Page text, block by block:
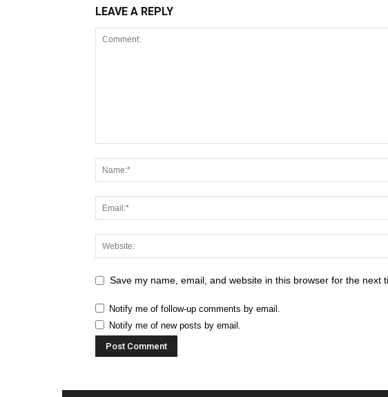
LEAVE A REPLY
Save my name, email, and website in this browser for the next
Notify me of follow-up comments by email.
Notify me of new posts by email.